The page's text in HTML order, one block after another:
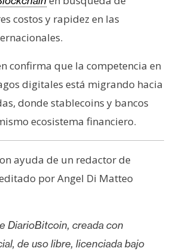
costos y rapidez en las
confirma que la competencia en
digitales está migrando hacia
donde stablecoins y bancos
ecosistema financiero.
ayuda de un redactor de
por Angel Di Matteo
DiarioBitcoin, creada con
de uso libre, licenciada bajo